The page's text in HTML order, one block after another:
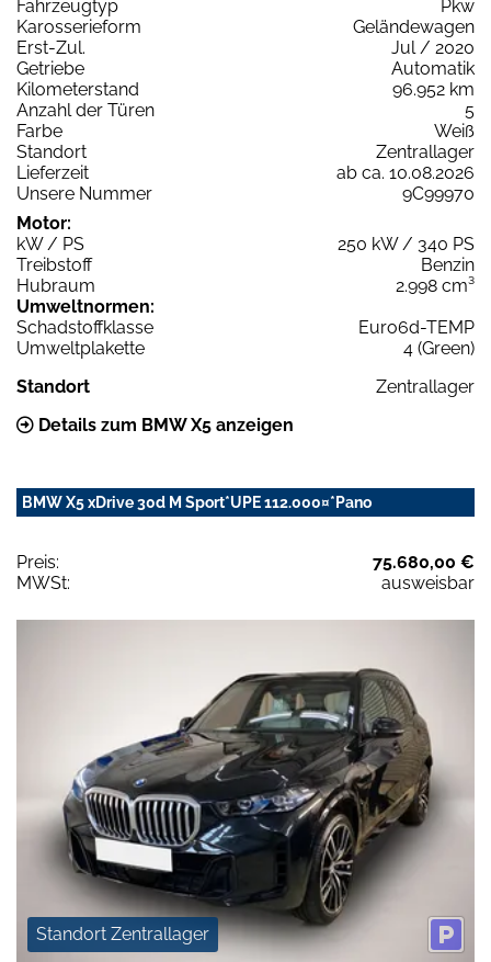
Fahrzeugtyp
Pkw
Karosserieform
Geländewagen
Erst-Zul.
Jul / 2020
Getriebe
Automatik
Kilometerstand
96.952 km
Anzahl der Türen
5
Farbe
Weiß
Standort
Zentrallager
Lieferzeit
ab ca. 10.08.2026
Unsere Nummer
9C99970
Motor:
kW / PS
250 kW / 340 PS
Treibstoff
Benzin
Hubraum
2.998 cm³
Umweltnormen:
Schadstoffklasse
Euro6d-TEMP
Umweltplakette
4 (Green)
Standort
Zentrallager
Details zum BMW X5 anzeigen
BMW X5 xDrive 30d M Sport*UPE 112.000¤*Pano
Preis:
75.680,00 €
MWSt:
ausweisbar
Standort Zentrallager